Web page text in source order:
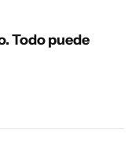
Todo puede